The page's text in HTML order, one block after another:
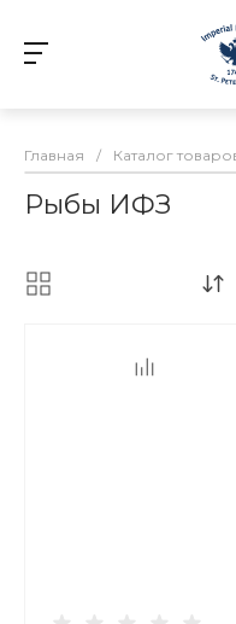
Главная / Каталог
Рыбы ИФЗ